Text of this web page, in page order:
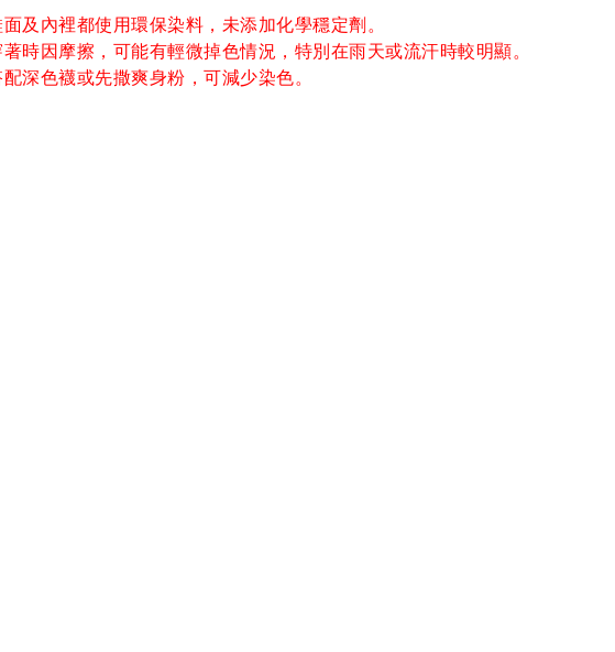
及內裡都使用環保染料，未添加化學穩定劑。
時因摩擦，可能有輕微掉色情況，特別在雨天或流汗時較明顯。
深色襪或先撒爽身粉，可減少染色。